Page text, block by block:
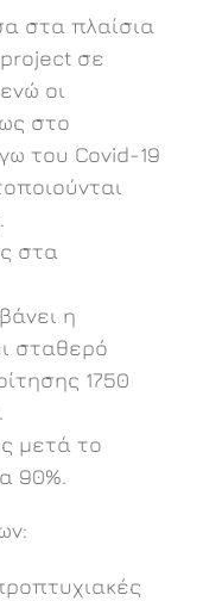
στα πλαίσια
σε
οι
στο
του Covid-19
στα
η
σταθερό
1750
μετά το
90%.